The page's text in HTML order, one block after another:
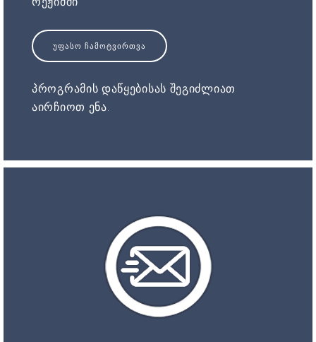
ᲣᲤᲐᲡᲝ ᲩᲐᲛᲝᲢᲕᲘᲠᲗᲕᲐ
პროგრამის დაწყებისას შეგიძლიათ
აირჩიოთ ენა.